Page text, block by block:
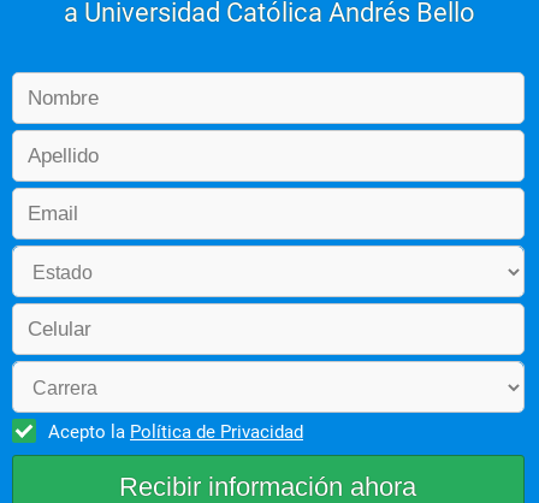
a Universidad Católica Andrés Bello
Acepto la Política de Privacidad